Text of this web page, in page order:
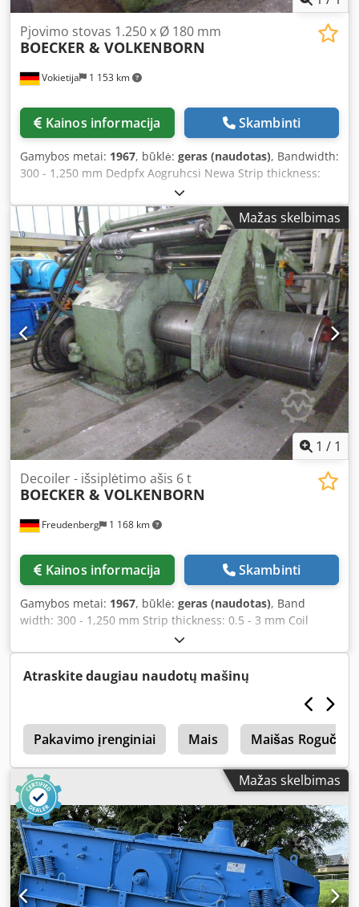
Vokietija 1 153 km
Pjovimo stovas 1.250 x Ø 180 mm
BOECKER & VOLKENBORN
Kainos informacija Skambinti
Gamybos metai: 1967, būklė: geras (naudotas), Bandwidth:
300 - 1,250 mm Dedpfx Aogruhcsi Newa Strip thickness:
0.5 - 3 mm Knife shaft diameter: 180 mm
Mažas skelbimas
1 / 1
Freudenberg 1 168 km
Decoiler - išsiplėtimo ašis 6 t
BOECKER & VOLKENBORN
Kainos informacija Skambinti
Gamybos metai: 1967, būklė: geras (naudotas), Band
width: 300 - 1,250 mm Strip thickness: 0.5 - 3 mm Coil
weight: 6 t Mandrel Ø: 508/610 mm Dedpfjd Ha E Iox Ai
Nswa
Atraskite daugiau naudotų mašinų
Pakavimo įrenginiai Mais Maišas Rogučių
Mažas skelbimas